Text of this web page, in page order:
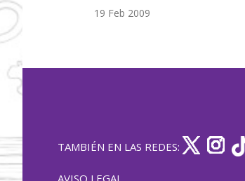
19 Feb 2009
TAMBIÉN EN LAS REDES: